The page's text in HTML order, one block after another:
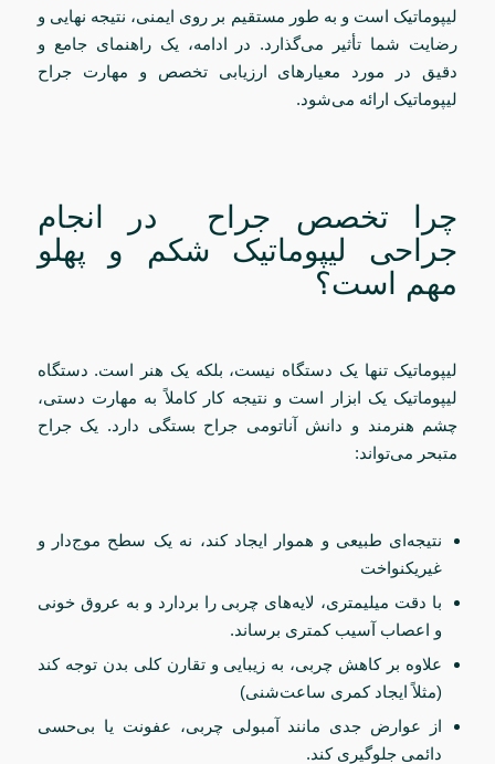
لیپوماتیک است و به طور مستقیم بر روی ایمنی، نتیجه نهایی و
رضایت شما تأثیر می‌گذارد. در ادامه، یک راهنمای جامع و
دقیق در مورد معیارهای ارزیابی تخصص و مهارت جراح
لیپوماتیک ارائه می‌شود.
چرا تخصص جراح در انجام
جراحی لیپوماتیک شکم و پهلو
مهم است؟
لیپوماتیک تنها یک دستگاه نیست، بلکه یک هنر است. دستگاه
لیپوماتیک یک ابزار است و نتیجه کار کاملاً به مهارت دستی،
چشم هنرمند و دانش آناتومی جراح بستگی دارد. یک جراح
متبحر می‌تواند:
نتیجه‌ای طبیعی و هموار ایجاد کند، نه یک سطح موج‌دار و
غیریکنواخت
با دقت میلیمتری، لایه‌های چربی را بردارد و به عروق خونی
و اعصاب آسیب کمتری برساند.
علاوه بر کاهش چربی، به زیبایی و تقارن کلی بدن توجه کند
(مثلاً ایجاد کمری ساعت‌شنی)
از عوارض جدی مانند آمبولی چربی، عفونت یا بی‌حسی
دائمی جلوگیری کند.